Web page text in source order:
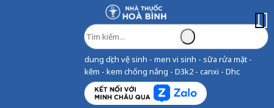
dung dịch vệ sinh - men vi sinh - sữa rửa mặt -
kẽm - kem chống nắng - D3k2 - canxi - Dhc